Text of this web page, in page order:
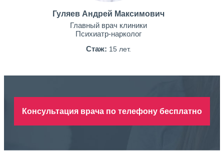
Гуляев Андрей Максимович
Главный врач клиники
Психиатр-нарколог
Стаж: 15 лет.
Консультация врача по телефону бесплатно